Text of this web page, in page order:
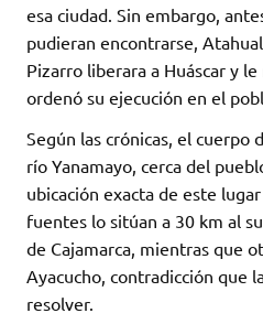
esa ciudad. Sin embargo,
pudieran encontrarse,
Pizarro liberara a Huáscar y
ordenó su ejecución en el
Según las crónicas, el cuerpo
río Yanamayo, cerca del
ubicación exacta de este
fuentes lo sitúan a 30 km al
de Cajamarca, mientras que
Ayacucho, contradicción que
resolver.